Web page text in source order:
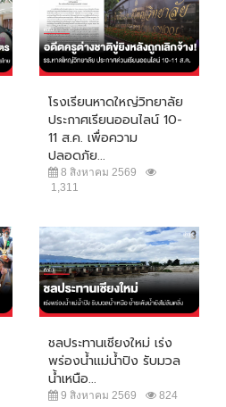
โรงเรียนหาดใหญ่วิทยาลัย
ประกาศเรียนออนไลน์ 10-
11 ส.ค. เพื่อความ
ปลอดภัย...
8 สิงหาคม 2569
1,311
ชลประทานเชียงใหม่ เร่ง
พร่องน้ำแม่น้ำปิง รับมวล
น้ำเหนือ...
9 สิงหาคม 2569 824